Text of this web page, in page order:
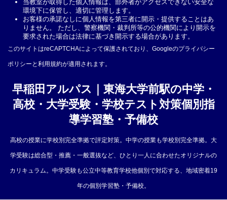
当教室が取得した個人情報は、部外者がアクセスできない安全な
環境下に保管し、適切に管理します。
お客様の承諾なしに個人情報を第三者に開示・提供することはあ
りません。 ただし、警察機関・裁判所等の公的機関により開示を
要求された場合は法律に基づき開示する場合があります。
このサイトはreCAPTCHAによって保護されており、Googleのプライバシー
ポリシー と利用規約が適用されます。
早稲田アルパス｜東海大学前駅の中学・
高校・大学受験・学校テスト対策個別指
導学習塾・予備校
高校の授業に学校別完全準拠で評定対策。中学の授業も学校別完全準拠。大
学受験は総合型・推薦・一般選抜など、ひとり一人に合わせたオリジナルの
カリキュラム。中学受験も公立中等教育学校他個別で対応する、地域密着19
年の個別学習塾・予備校。